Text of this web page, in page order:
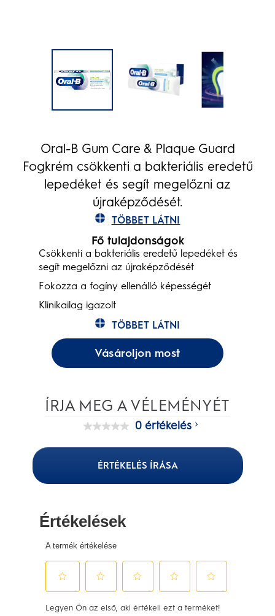
Oral-B Gum Care & Plaque Guard
Fogkrém csökkenti a bakteriális eredetű
lepedéket és segít megelőzni az
újraképződését.
TÖBBET LÁTNI
Fő tulajdonságok
Csökkenti a bakteriális eredetű lepedéket és
segít megelőzni az újraképződését
Fokozza a fogíny ellenálló képességét
Klinikailag igazolt
TÖBBET LÁTNI
Vásároljon most
ÍRJA MEG A VÉLEMÉNYÉT
Nincs
pontszám
Ugyanazon
oldal
0 értékelés
ÉRTÉKELÉS ÍRÁSA